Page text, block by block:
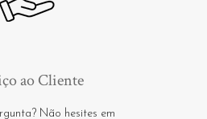
ao Cliente
Não hesites em